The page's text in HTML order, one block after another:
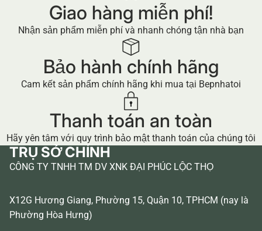
Giao hàng miễn phí!
Nhận sản phẩm miễn phí và nhanh chóng tận nhà bạn
Bảo hành chính hãng
Cam kết sản phẩm chính hãng khi mua tại Bepnhatoi
Thanh toán an toàn
Hãy yên tâm với quy trình bảo mật thanh toán của chúng tôi
TRỤ SỞ CHÍNH
CÔNG TY TNHH TM DV XNK ĐẠI PHÚC LỘC THỌ
X12G Hương Giang, Phường 15, Quận 10, TPHCM (nay là
Phường Hòa Hưng)